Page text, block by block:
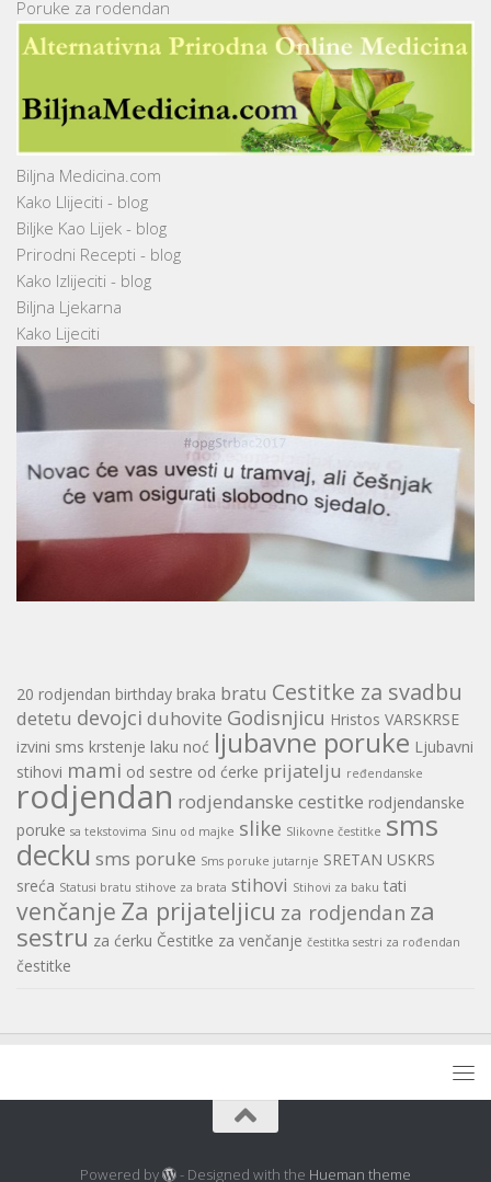
Poruke za rodendan
Biljna Medicina.com
Kako Llijeciti - blog
Biljke Kao Lijek - blog
Prirodni Recepti - blog
Kako Izlijeciti - blog
Biljna Ljekarna
Kako Lijeciti
20 rodjendan birthday braka bratu Cestitke za svadbu
detetu devojci duhovite Godisnjicu Hristos VARSKRSE
izvini sms krstenje laku noć ljubavne poruke Ljubavni
stihovi mami od sestre od ćerke prijatelju ređendanske
rodjendan rodjendanske cestitke rodjendanske
poruke sa tekstovima Sinu od majke slike Slikovne čestitke sms
decku sms poruke Sms poruke jutarnje SRETAN USKRS
sreća Statusi bratu stihove za brata stihovi Stihovi za baku tati
venčanje Za prijateljicu za rodjendan za
sestru za ćerku Čestitke za venčanje čestitka sestri za rođendan
čestitke
Powered by - Designed with the Hueman theme